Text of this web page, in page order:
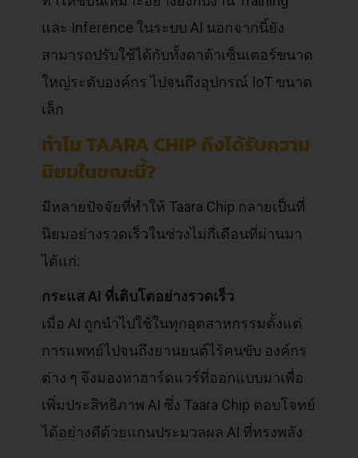
และ Inference ในระบบ AI นอกจากนี้ยัง
สามารถปรับใช้ได้กับทั้งดาต้าเซ็นเตอร์ขนาด
ใหญ่ระดับองค์กร ไปจนถึงอุปกรณ์ IoT ขนาด
เล็ก
ทำไม TAARA CHIP ถึงได้รับความ
นิยมในขณะนี้?
มีหลายปัจจัยที่ทำให้ Taara Chip กลายเป็นที่
นิยมอย่างรวดเร็วในช่วงไม่กี่เดือนที่ผ่านมา
ได้แก่:
กระแส AI ที่เติบโตอย่างรวดเร็ว
เมื่อ AI ถูกนำไปใช้ในทุกอุตสาหกรรมตั้งแต่
การแพทย์ไปจนถึงยานยนต์ไร้คนขับ องค์กร
ต่าง ๆ จึงมองหาฮาร์ดแวร์ที่ออกแบบมาเพื่อ
เพิ่มประสิทธิภาพ AI ซึ่ง Taara Chip ตอบโจทย์
ได้อย่างดีด้วยแกนประมวลผล AI ที่ทรงพลัง